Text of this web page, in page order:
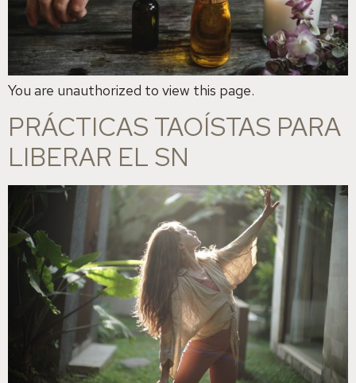
You are unauthorized to view this page.
PRÁCTICAS TAOÍSTAS PARA
LIBERAR EL SN